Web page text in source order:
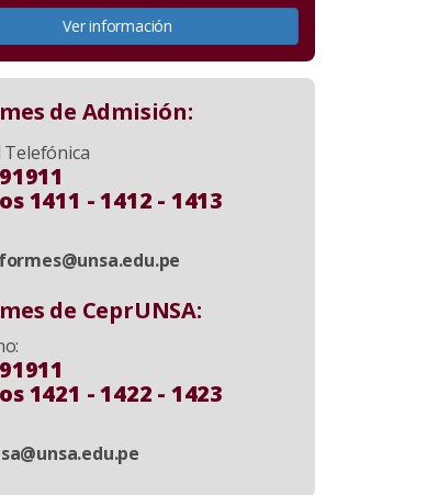
Ver información
de Admisión:
1411 - 1412 - 1413
de CeprUNSA:
1421 - 1422 - 1423